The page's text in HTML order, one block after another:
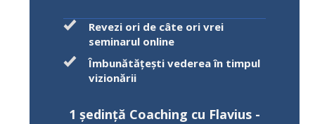
Revezi ori de câte ori vrei
seminarul online
Îmbunătățești vederea în timpul
vizionării
1 ședință Coaching cu Flavius -